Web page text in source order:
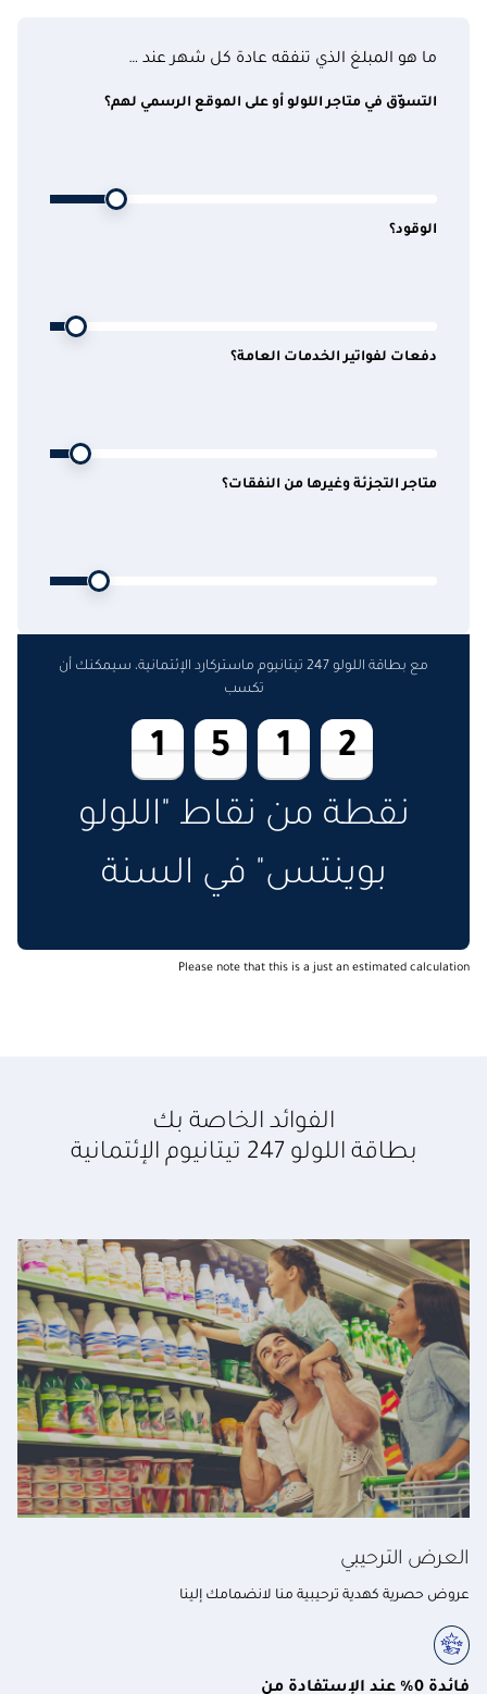
ما هو المبلغ الذي تنفقه عادة كل شهر عند …
التسوّق في متاجر اللولو أو على الموقع الرسمي لهم؟
الوقود؟
دفعات لفواتير الخدمات العامة؟
متاجر التجزئة وغيرها من النفقات؟
مع بطاقة اللولو 247 تيتانيوم ماستركارد الإئتمانية، سيمكنك أن
تكسب
1 5 1
2
نقطة من نقاط "اللولو
بوينتس" في السنة
Please note that this is a just an estimated calculation
الفوائد الخاصة بك
بطاقة اللولو 247 تيتانيوم الإئتمانية
العرض الترحيبي
عروض حصرية كهدية ترحيبية منا لانضمامك إلينا
فائدة 0% عند الإستفادة من